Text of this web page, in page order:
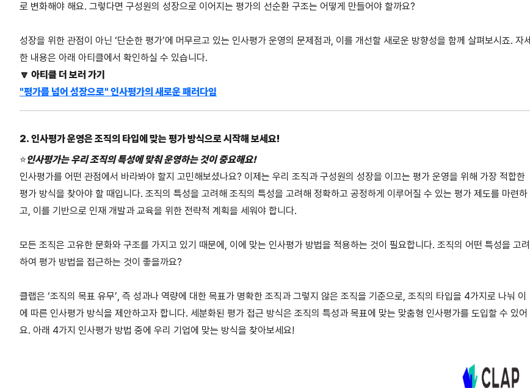
로 변화해야 해요. 그렇다면 구성원의 성장으로 이어지는 평가의 선순환 구조는 어떻게 만들어야 할까요?
성장을 위한 관점이 아닌 ‘단순한 평가’에 머무르고 있는 인사평가 운영의 문제점과, 이를 개선할 새로운 방향성을 함께 살펴보시죠. 자세
한 내용은 아래 아티클에서 확인하실 수 있습니다.
🔽 아티클 더 보러 가기
"평가를 넘어 성장으로" 인사평가의 새로운 패러다임
2. 인사평가 운영은 조직의 타입에 맞는 평가 방식으로 시작해 보세요!
⭐인사평가는 우리 조직의 특성에 맞춰 운영하는 것이 중요해요!
인사평가를 어떤 관점에서 바라봐야 할지 고민해보셨나요? 이제는 우리 조직과 구성원의 성장을 이끄는 평가 운영을 위해 가장 적합한
평가 방식을 찾아야 할 때입니다. 조직의 특성을 고려해 조직의 특성을 고려해 정확하고 공정하게 이루어질 수 있는 평가 제도를 마련하
고, 이를 기반으로 인재 개발과 교육을 위한 전략적 계획을 세워야 합니다.
모든 조직은 고유한 문화와 구조를 가지고 있기 때문에, 이에 맞는 인사평가 방법을 적용하는 것이 필요합니다. 조직의 어떤 특성을 고려
하여 평가 방법을 접근하는 것이 좋을까요?
클랩은 ‘조직의 목표 유무’, 즉 성과나 역량에 대한 목표가 명확한 조직과 그렇지 않은 조직을 기준으로, 조직의 타입을 4가지로 나눠 이
에 따른 인사평가 방식을 제안하고자 합니다. 세분화된 평가 접근 방식은 조직의 특성과 목표에 맞는 맞춤형 인사평가를 도입할 수 있어
요. 아래 4가지 인사평가 방법 중에 우리 기업에 맞는 방식을 찾아보세요!